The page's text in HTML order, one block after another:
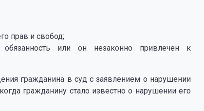
прав и свобод;
или он незаконно привлечен к
гражданина в суд с заявлением о нарушении
гражданину стало известно о нарушении его